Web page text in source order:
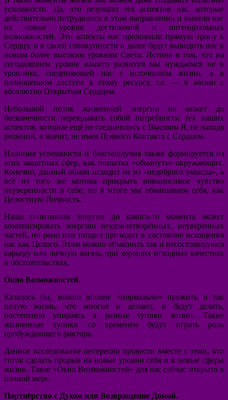
успешности. Да, это результат тех аспектов нас, которые
действительно потрудились в этом направлении и вывели нас
на новые уровни достижений и потенциальных
возможностей. Эти аспекты нас проложили прямую тропу к
Сердцу, и в своей совокупности и далее будут выводить нас к
новым более высоким уровням Света. Истина в том, что на
сегодняшнем уровне нашего развития мы нуждаемся не в
тропинке, соединяющей нас с источником жизни, а в
полноценном доступе к этому ресурсу, т.е. — в жизни с
абсолютно Открытым Сердцем.
Небольшой поток жизненной энергии не может до
бесконечности перекрывать собой потребности тех наших
аспектов, которые ещё не соединились с Высшим Я, не находя
решений, а значит, не имея Прямого Контакта с Сердцем.
Иллюзия успешности и благополучия также формируется из
этих защитных сфер, как попытка «обмануть» окружающих.
Конечно, данный обман исходит не из «недоброго умысла», а
всё из того же мотива прикрыть невыносимое чувство
неуверенности в себе, но в итоге мы обманываем себя, как
Целостную Личность.
Наша позитивная энергия до какого-то момента может
компенсировать энергию неудовлетворённых, неуверенных
частей, но рано или поздно приходит в состояние истощения
нас как Целого. Этим можно объяснить так и несостоявшуюся
карьеру или личную жизнь, при хороших исходных качествах
и обстоятельствах.
Окно Возможностей.
Казалось бы, можно вполне «нормально» прожить и так
целую жизнь, что многие и делают, и будут делать,
постепенно упираясь в разные тупики жизни. Такие
жизненные тупики со временем будут играть роль
пробуждающего фактора.
Данное исследование интересно провести вместе с теми, кто
готов сделать прорыв на новые уровни себя и в новые сферы
жизни. Такое «Окно Возможностей» для нас сейчас открыто в
полной мере.
Партнёрство с Духом или Возвращение Домой.